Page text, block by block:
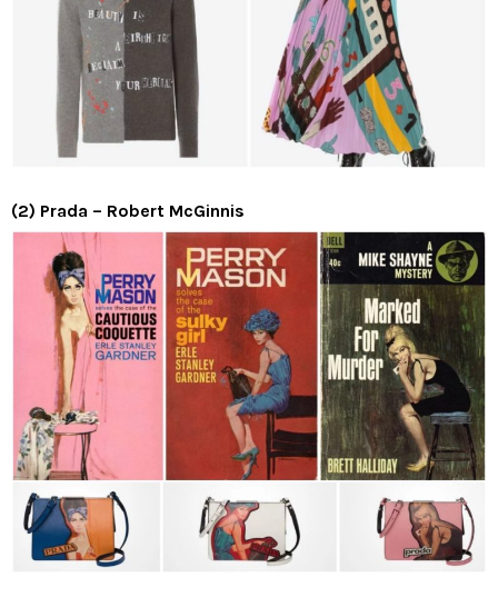
(2) Prada – Robert McGinnis